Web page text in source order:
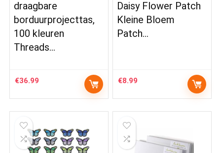
draagbare
borduurprojecttas,
100 kleuren
Threads…
€36.99
Daisy Flower Patch
Kleine Bloem
Patch…
€8.99